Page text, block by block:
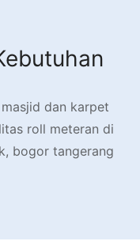
dan karpet
roll meteran di
bogor tangerang